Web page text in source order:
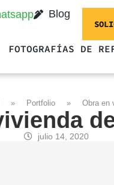
Blog
FOTOGRAFÍAS DE
» Portfolio » Obra en
julio 14, 2020